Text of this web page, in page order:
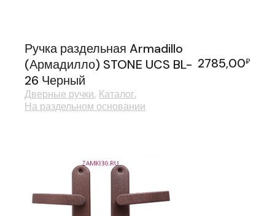
Ручка раздельная Armadillo
(Армадилло) STONE UCS BL-
26 Черный
2785,00₽
Дверные ручки Каталог
На раздельном основании